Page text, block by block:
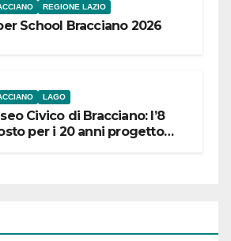
REGIONE LAZIO
School Bracciano 2026
LAGO
Civico di Bracciano: l’8
per i 20 anni progetto